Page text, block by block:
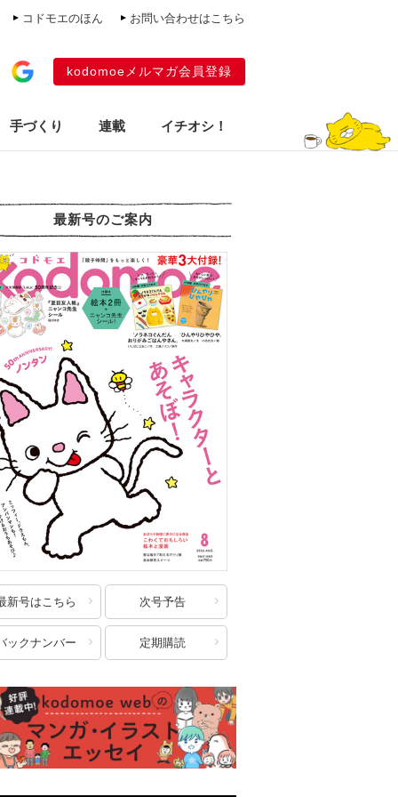
コドモエのほん お問い合わせはこちら
kodomoeメルマガ会員登録
手づくり 連載 イチオシ！
最新号のご案内
新号はこちら 次号予告
ックナンバー 定期購読